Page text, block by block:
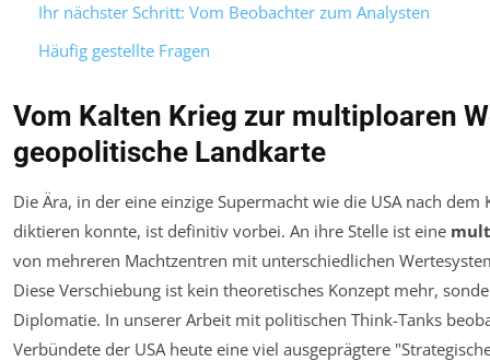
Ihr nächster Schritt: Vom Beobachter zum Analysten
Häufig gestellte Fragen
Vom Kalten Krieg zur multiploaren
geopolitische Landkarte
Die Ära, in der eine einzige Supermacht wie die USA nach dem
diktieren konnte, ist definitiv vorbei. An ihre Stelle ist eine
von mehreren Machtzentren mit unterschiedlichen
Diese Verschiebung ist kein theoretisches Konzept mehr,
Diplomatie. In unserer Arbeit mit politischen Think-Tanks
Verbündete der USA heute eine viel ausgeprägtere